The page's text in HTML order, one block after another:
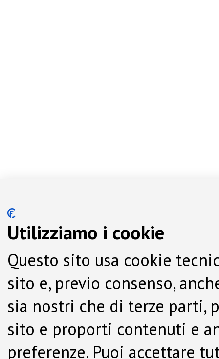
Utilizziamo i cookie
Questo sito usa cookie
sito e, previo consenso,
sia nostri che di terze parti,
sito e proporti contenuti e
preferenze. Puoi accettare